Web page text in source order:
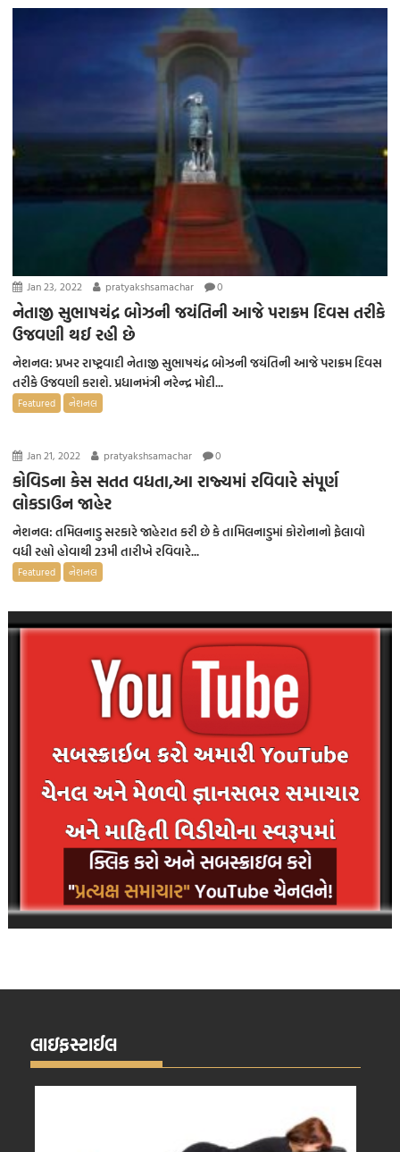
Jan 23, 2022 pratyakshsamachar 0
નેતાજી સુભાષચંદ્ર બોઝની જયંતિની આજે પરાક્રમ દિવસ તરીકે
ઉજવણી થઈ રહી છે
નેશનલ: પ્રખર રાષ્ટ્રવાદી નેતાજી સુભાષચંદ્ર બોઝની જયંતિની આજે પરાક્રમ દિવસ
તરીકે ઉજવણી કરાશે. પ્રધાનમંત્રી નરેન્દ્ર મોદી...
Featured નેશનલ
Jan 21, 2022 pratyakshsamachar 0
કોવિડના કેસ સતત વધતા,આ રાજ્યમાં રવિવારે સંપૂર્ણ
લોકડાઉન જાહેર
નેશનલ: તમિલનાડુ સરકારે જાહેરાત કરી છે કે તામિલનાડુમાં કોરોનાનો ફેલાવો
વધી રહ્યો હોવાથી 23મી તારીખે રવિવારે...
Featured નેશનલ
લાઇફસ્ટાઈલ